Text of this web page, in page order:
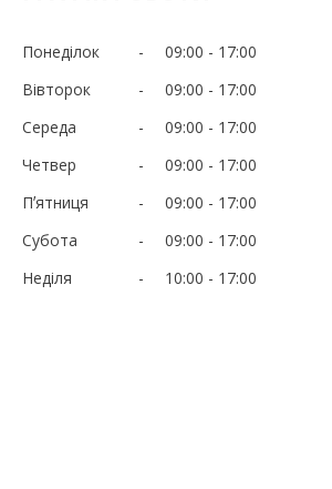
Понеділок 09:00
17:00
Вівторок
09:00
17:00
Середа
09:00
17:00
Четвер
09:00
17:00
Пʼятниця
09:00
17:00
Субота
09:00
17:00
Неділя
10:00 17:00